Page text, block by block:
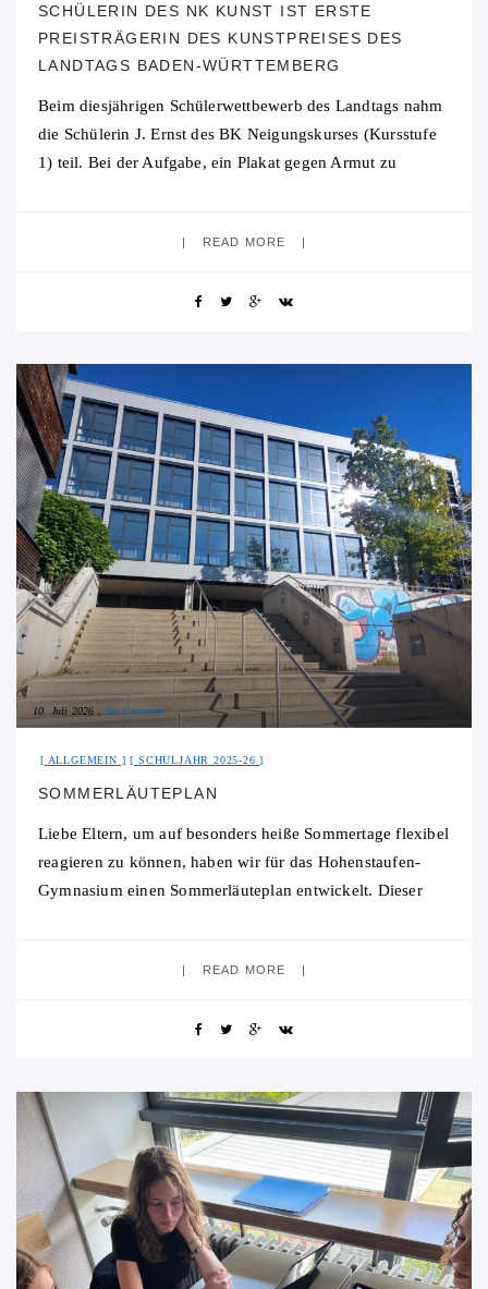
SCHÜLERIN DES NK KUNST IST ERSTE
PREISTRÄGERIN DES KUNSTPREISES DES
LANDTAGS BADEN-WÜRTTEMBERG
Beim diesjährigen Schülerwettbewerb des Landtags nahm
die Schülerin J. Ernst des BK Neigungskurses (Kursstufe
1) teil. Bei der Aufgabe, ein Plakat gegen Armut zu
READ MORE
10. Juli 2026 No Comment
ALLGEMEIN SCHULJAHR 2025-26
SOMMERLÄUTEPLAN
Liebe Eltern, um auf besonders heiße Sommertage flexibel
reagieren zu können, haben wir für das Hohenstaufen-
Gymnasium einen Sommerläuteplan entwickelt. Dieser
READ MORE